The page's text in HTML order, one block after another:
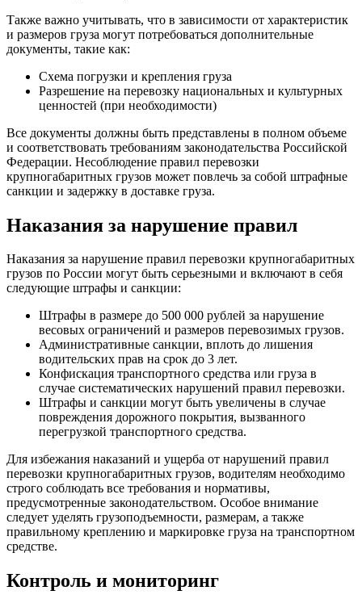
Также важно учитывать, что в зависимости от характеристик
и размеров груза могут потребоваться дополнительные
документы, такие как:
Схема погрузки и крепления груза
Разрешение на перевозку национальных и культурных
ценностей (при необходимости)
Все документы должны быть представлены в полном объеме
и соответствовать требованиям законодательства Российской
Федерации. Несоблюдение правил перевозки
крупногабаритных грузов может повлечь за собой штрафные
санкции и задержку в доставке груза.
Наказания за нарушение правил
Наказания за нарушение правил перевозки крупногабаритных
грузов по России могут быть серьезными и включают в себя
следующие штрафы и санкции:
Штрафы в размере до 500 000 рублей за нарушение
весовых ограничений и размеров перевозимых грузов.
Административные санкции, вплоть до лишения
водительских прав на срок до 3 лет.
Конфискация транспортного средства или груза в
случае систематических нарушений правил перевозки.
Штрафы и санкции могут быть увеличены в случае
повреждения дорожного покрытия, вызванного
перегрузкой транспортного средства.
Для избежания наказаний и ущерба от нарушений правил
перевозки крупногабаритных грузов, водителям необходимо
строго соблюдать все требования и нормативы,
предусмотренные законодательством. Особое внимание
следует уделять грузоподъемности, размерам, а также
правильному креплению и маркировке груза на транспортном
средстве.
Контроль и мониторинг